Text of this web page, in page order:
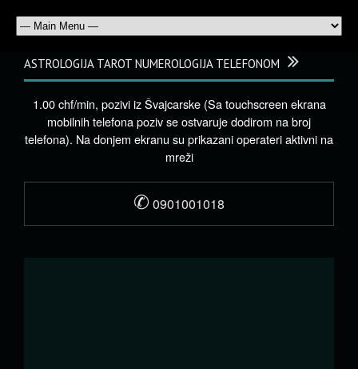
ASTROLOGIJA TAROT NUMEROLOGIJA TELEFONOM
1.00 chf/min, pozivi iz Švajcarske (Sa touchscreen ekrana
mobilnih telefona poziv se ostvaruje dodirom na broj
telefona). Na donjem ekranu su prikazani operateri aktivni na
mreži
✆ 0901001018